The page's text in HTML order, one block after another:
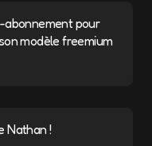
abonnement pour
modèle freemium
Nathan !